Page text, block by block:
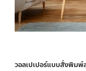
วอลเปเปอร์แบบสั่งพิม